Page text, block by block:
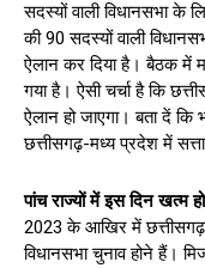
सदस्यों वाली विधानसभा के
की 90 सदस्यों वाली
ऐलान कर दिया है। बैठक में
गया है। ऐसी चर्चा है कि
ऐलान हो जाएगा। बता दें
छत्तीसगढ़-मध्य प्रदेश में
पांच राज्यों में इस दिन खत्म
2023 के आखिर में
विधानसभा चुनाव होने हैं।